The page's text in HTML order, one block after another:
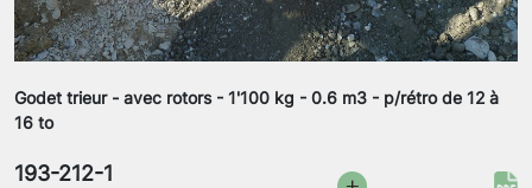
Godet trieur - avec rotors - 1'100 kg - 0.6 m3 - p/rétro de 12 à
16 to
193-212-1